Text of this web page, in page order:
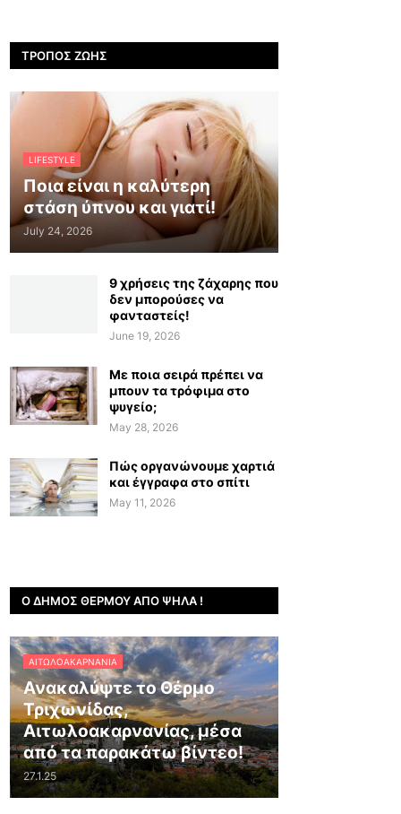
ΤΡΌΠΟΣ ΖΩΉΣ
LIFESTYLE
Ποια είναι η καλύτερη
στάση ύπνου και γιατί!
July 24, 2026
9 χρήσεις της ζάχαρης που
δεν μπορούσες να
φανταστείς!
June 19, 2026
Με ποια σειρά πρέπει να
μπουν τα τρόφιμα στο
ψυγείο;
May 28, 2026
Πώς οργανώνουμε χαρτιά
και έγγραφα στο σπίτι
May 11, 2026
Ο ΔΉΜΟΣ ΘΈΡΜΟΥ ΑΠΌ ΨΗΛΆ !
ΑΙΤΩΛΟΑΚΑΡΝΑΝΊΑ
Ανακαλύψτε το Θέρμο
Τριχωνίδας,
Αιτωλοακαρνανίας, μέσα
από τα παρακάτω βίντεο!
27.1.25